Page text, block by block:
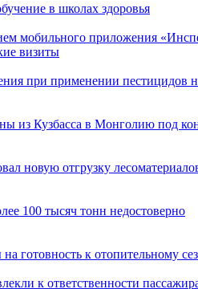
в школах здоровья
мобильного приложения
визиты
при применении пестицидов
из Кузбасса в Монголию под
новую отгрузку
100 тысяч тонн недостоверно
готовность к отопительному
к ответственности